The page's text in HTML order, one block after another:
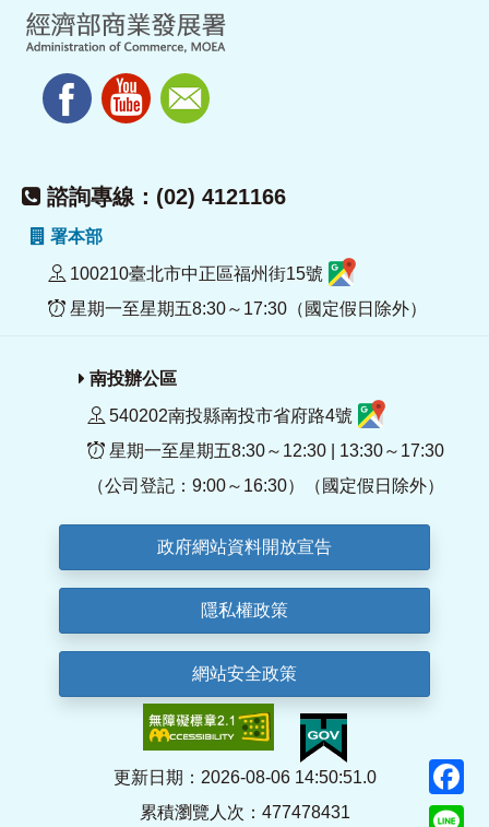
諮詢專線：(02) 4121166
署本部
100210臺北市中正區福州街15號
星期一至星期五8:30～17:30（國定假日除外）
南投辦公區
540202南投縣南投市省府路4號
星期一至星期五8:30～12:30 | 13:30～17:30
（公司登記：9:00～16:30）（國定假日除外）
政府網站資料開放宣告
隱私權政策
網站安全政策
更新日期：2026-08-06 14:50:51.0
累積瀏覽人次：477478431